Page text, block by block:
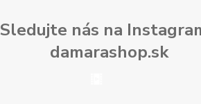
Sledujte nás na
damarashop.sk